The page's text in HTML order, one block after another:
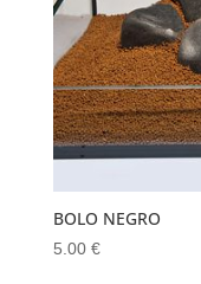
BOLO NEGRO
5.00 €